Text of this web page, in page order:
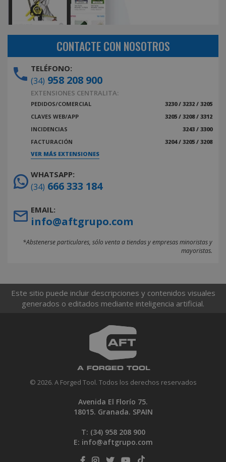
CONTACTE CON NOSOTROS
TELÉFONO:
(34) 958 208 900
EXTENSIONES CENTRALITA:
PEDIDOS/COMERCIAL
3230 / 3232 / 3205
CLAVES WEB/APP
3205 / 3208 / 3312
INCIDENCIAS
3243 / 3300
FACTURACIÓN
3204 / 3205 / 3208
VER MÁS EXTENSIONES
WHATSAPP:
(34) 666 333 184
EMAIL:
info@aftgrupo.com
*Abstenerse particulares, sólo venta a tiendas y empresas minoristas y
mayoristas.
Este sitio puede incluir descripciones y contenidos visuales
generados o editados mediante inteligencia artificial.
© 2026. A Forged Tool. Todos los derechos reservados
Avenida El Florío 75.
18015. Granada. SPAIN
T: (34) 958 208 900
E: info@aftgrupo.com